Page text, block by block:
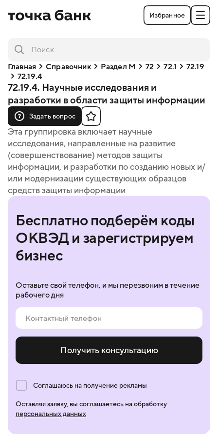
Избранное
Главная Справочник Раздел M 72 72.1
72.19
72.19.4
72.19.4. Научные исследования и
разработки в области защиты информации
Задать вопрос
Эта группировка включает научные
исследования, направленные на развитие
(совершенствование) методов защиты
информации, и разработки по созданию новых и/
или модернизации существующих образцов
средств защиты информации
Бесплатно подберём коды
ОКВЭД и зарегистрируем
бизнес
Оставьте свой телефон, и мы перезвоним в течение
рабочего дня
Получить консультацию
Соглашаюсь на получение рекламы
Оставляя заявку, вы соглашаетесь наобработку
персональных данных